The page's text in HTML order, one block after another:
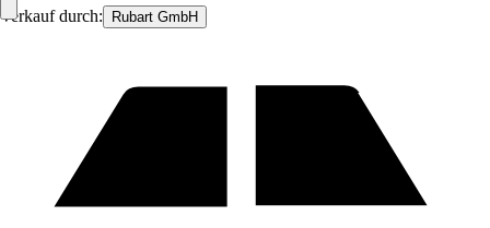
Verkauf durch: Rubart GmbH